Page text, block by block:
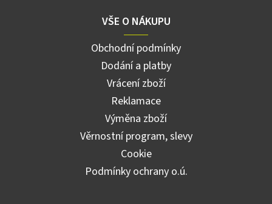
VŠE O NÁKUPU
Obchodní podmínky
Dodání a platby
Vrácení zboží
Reklamace
Výměna zboží
Věrnostní program, slevy
Cookie
Podmínky ochrany o.ú.